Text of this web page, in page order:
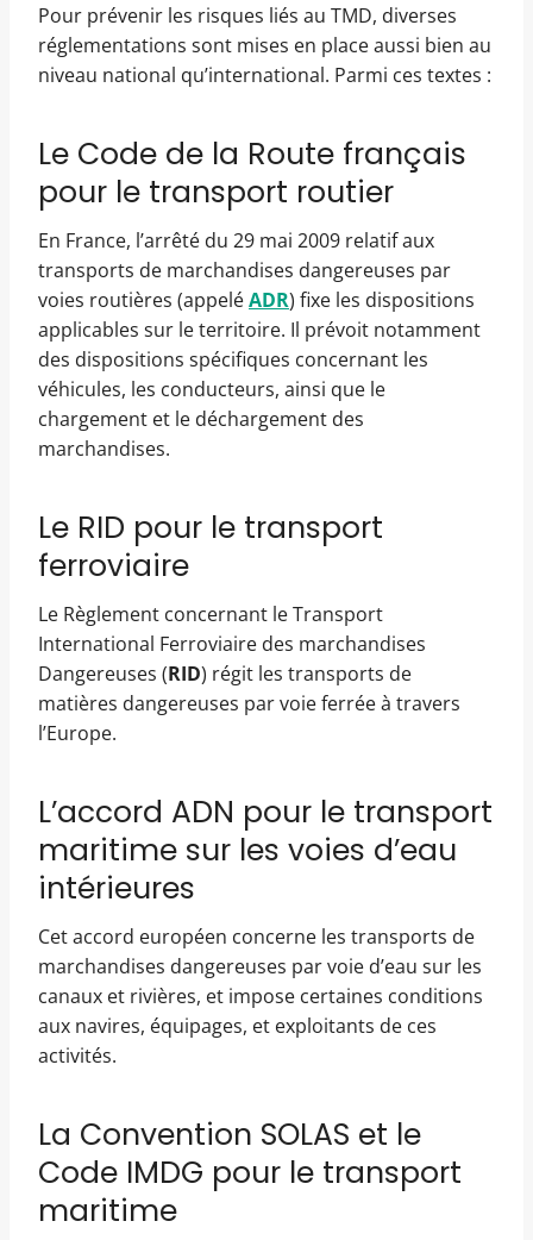
Pour prévenir les risques liés au TMD, diverses
réglementations sont mises en place aussi bien au
niveau national qu’international. Parmi ces textes :
Le Code de la Route français
pour le transport routier
En France, l’arrêté du 29 mai 2009 relatif aux
transports de marchandises dangereuses par
voies routières (appeléADR) fixe les dispositions
applicables sur le territoire. Il prévoit notamment
des dispositions spécifiques concernant les
véhicules, les conducteurs, ainsi que le
chargement et le déchargement des
marchandises.
Le RID pour le transport
ferroviaire
Le Règlement concernant le Transport
International Ferroviaire des marchandises
Dangereuses (RID) régit les transports de
matières dangereuses par voie ferrée à travers
l’Europe.
L’accord ADN pour le transport
maritime sur les voies d’eau
intérieures
Cet accord européen concerne les transports de
marchandises dangereuses par voie d’eau sur les
canaux et rivières, et impose certaines conditions
aux navires, équipages, et exploitants de ces
activités.
La Convention SOLAS et le
Code IMDG pour le transport
maritime